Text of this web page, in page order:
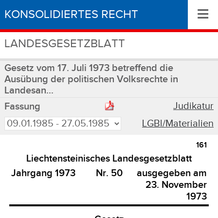
KONSOLIDIERTES RECHT
LANDESGESETZBLATT
≡
Gesetz vom 17. Juli 1973 betreffend die
Ausübung der politischen Volksrechte in
Landesan...
Fassung
Judikatur
LGBl/Materialien